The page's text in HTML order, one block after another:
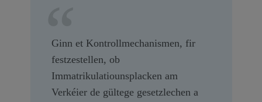
Ginn et Kontrollmechanismen, fir
festzestellen, ob
Immatrikulatiounsplacken am
Verkéier de gültege gesetzlechen a